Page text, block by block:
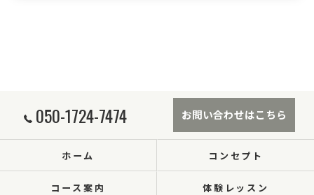
050-1724-7474 お問い合わせはこちら
ホーム コンセプト
コース案内 体験レッスン